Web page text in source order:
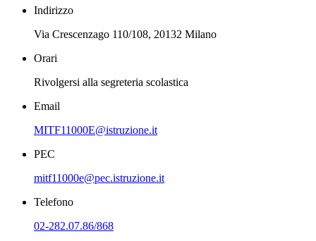
Indirizzo
Via Crescenzago 110/108, 20132 Milano
Orari
Rivolgersi alla segreteria scolastica
Email
MITF11000E@istruzione.it
PEC
mitf11000e@pec.istruzione.it
Telefono
02-282.07.86/868